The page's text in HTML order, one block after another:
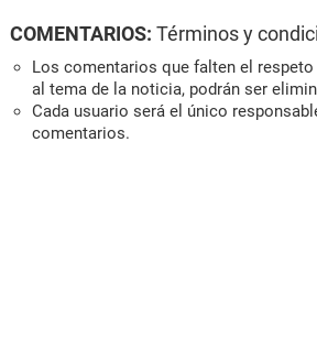
COMENTARIOS: Términos y
Los comentarios que falten el
al tema de la noticia, podrán ser
Cada usuario será el único
comentarios.